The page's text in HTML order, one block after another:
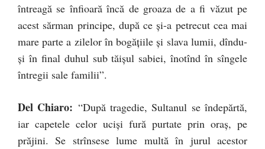
întreagă se înfioară încă de groaza de a fi văzut pe
acest sărman principe, după ce şi-a petrecut cea mai
mare parte a zilelor în bogăţiile şi slava lumii, dîndu-
şi în final duhul sub tăişul sabiei, înotînd în sîngele
întregii sale familii”.
Del Chiaro: “După tragedie, Sultanul se îndepărtă,
iar capetele celor ucişi fură purtate prin oraş, pe
prăjini. Se strînsese lume multă în jurul acestor